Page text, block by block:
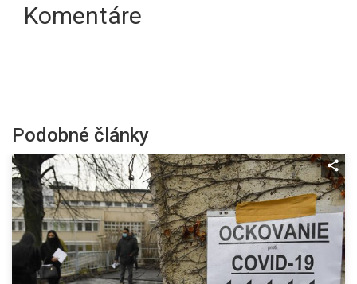
Komentáre
Podobné články